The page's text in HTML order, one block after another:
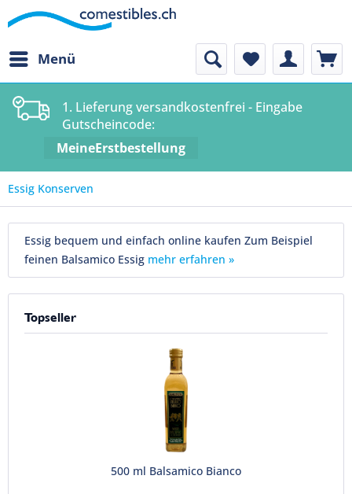
Menü
1. Lieferung versandkostenfrei - Eingabe
Gutscheincode:
MeineErstbestellung
Essig Konserven
Essig bequem und einfach online kaufen Zum Beispiel
feinen Balsamico Essig mehr erfahren »
Topseller
500 ml Balsamico Bianco